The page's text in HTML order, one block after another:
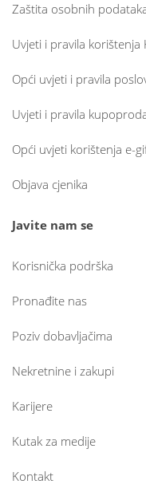
Zaštita osobnih
Uvjeti i pravila
Opći uvjeti i pravila
Uvjeti i pravila
Opći uvjeti korištenja e-
Objava cjenika
Javite nam se
Korisnička podrška
Pronađite nas
Poziv dobavljačima
Nekretnine i zakupi
Karijere
Kutak za medije
Kontakt